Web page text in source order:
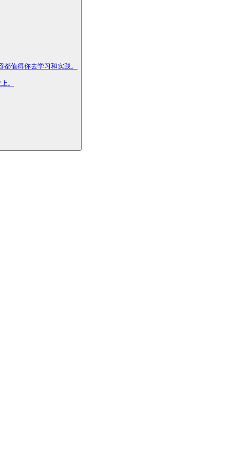
值得你去学习和实践。
。